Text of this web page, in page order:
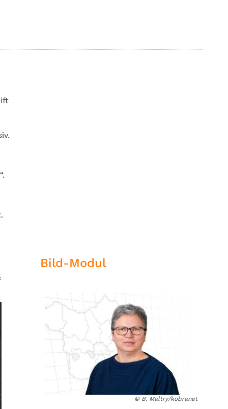
Bild-Modul
© B. Maltry/kobranet